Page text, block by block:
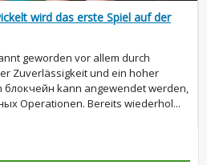
wird das erste Spiel auf der
geworden vor allem durch
Zuverlässigkeit und ein hoher
блокчейн kann angewendet werden,
Operationen. Bereits wiederhol...